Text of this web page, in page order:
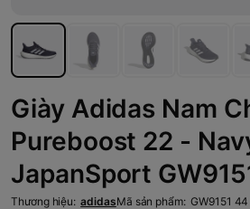
Giày Adidas Nam
Pureboost 22 -
JapanSport
Thương hiệu: adidasMã sản phẩm: GW9151 44